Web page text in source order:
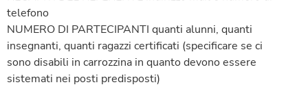
telefono
NUMERO DI PARTECIPANTI quanti alunni, quanti
insegnanti, quanti ragazzi certificati (specificare se ci
sono disabili in carrozzina in quanto devono essere
sistemati nei posti predisposti)